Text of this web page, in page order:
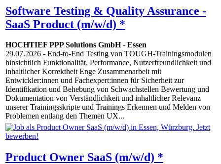
Software Testing & Quality Assurance -
SaaS Product (m/w/d) *
HOCHTIEF PPP Solutions GmbH- Essen
29.07.2026 - End-to-End Testing von TOUGH-Trainingsmodulen
hinsichtlich Funktionalität, Performance, Nutzerfreundlichkeit und
inhaltlicher Korrektheit Enge Zusammenarbeit mit
Entwickler:innen und Fachexpert:innen für Sicherheit zur
Identifikation und Behebung von Schwachstellen Bewertung und
Dokumentation von Verständlichkeit und inhaltlicher Relevanz
unserer Trainingsskripte und Trainings Erkennen und Melden von
Problemen entlang den Themen UX...
Product Owner SaaS (m/w/d) *